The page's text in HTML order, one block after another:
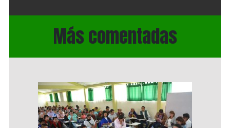
Más comentadas